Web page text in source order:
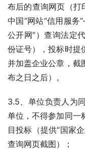
布后的查询网页（
中国”网站“信用服务
公开网”）查询法定
份证号），投标时提
并加盖企业公章，截
布之日之后）。
3.5、单位负责人为
单位，不得参加同一
目投标（提供“国家
查询网页截图）；